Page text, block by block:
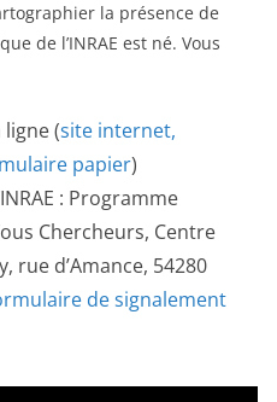
la présence de
de l’INRAE est né. Vous
(site internet,
papier)
: Programme
Chercheurs, Centre
rue d’Amance, 54280
de signalement